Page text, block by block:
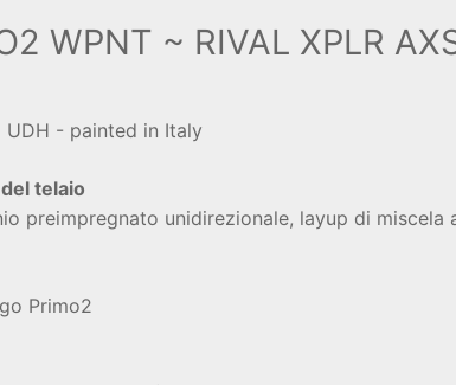
WPNT ~ RIVAL XPLR
UDH - painted in Italy
telaio
preimpregnato unidirezionale, layup di
Primo2